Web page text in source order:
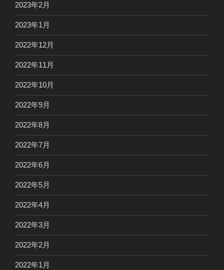
2023年2月
2023年1月
2022年12月
2022年11月
2022年10月
2022年9月
2022年8月
2022年7月
2022年6月
2022年5月
2022年4月
2022年3月
2022年2月
2022年1月